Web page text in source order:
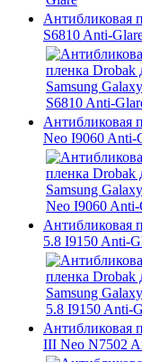
Антибликовая
S6810 Anti-
Антибликовая
Neo I9060 Anti-
Антибликовая
5.8 I9150 Anti-
Антибликовая
III Neo N7502